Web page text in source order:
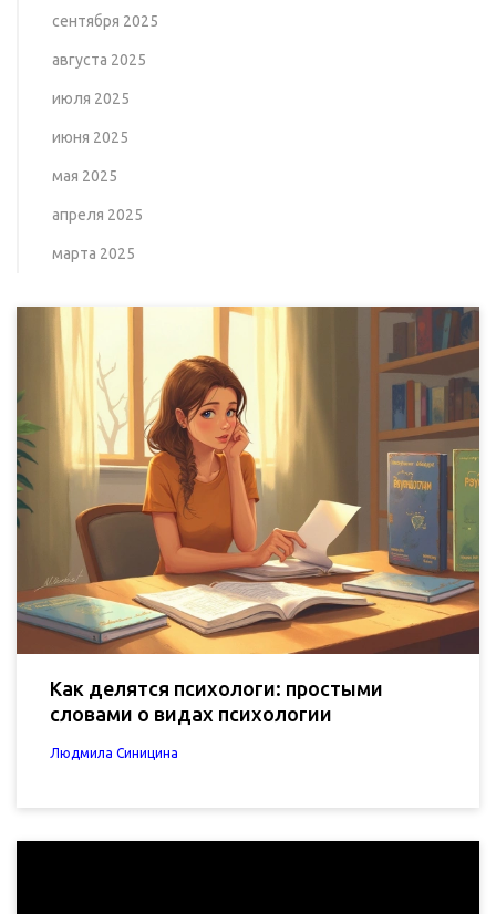
сентября 2025
августа 2025
июля 2025
июня 2025
мая 2025
апреля 2025
марта 2025
Как делятся психологи: простыми
словами о видах психологии
Людмила Синицина